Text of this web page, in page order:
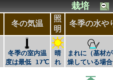
栽培
冬の気温
照
明
冬季の水や
冬季の室内温
度は最低 17℃
晴
れ
まれに（基材
燥している場